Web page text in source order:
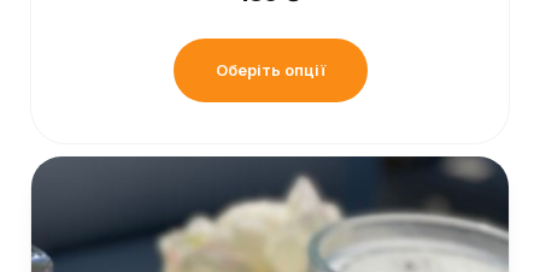
Оберіть опції